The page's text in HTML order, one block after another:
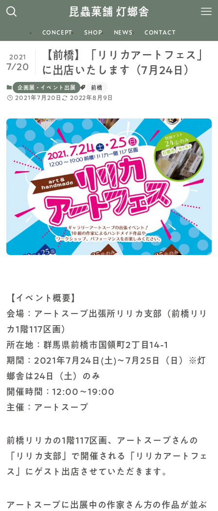
昆蟲菓舗 灯螂舎
CONCEPT SHOP NEWS CONTACT
【前橋】「リリカアートフェス」
に出店いたします（7月24日）
2021
7/20
企画展・イベント出展 前橋
2021年7月20日 2022年8月9日
【イベント概要】
会場：アートスープ出張所リリカ支部（前橋リリ
カ1階117区画）
所在地：群馬県前橋市国領町2丁目14-1
期間：2021年7月24日(土)～7月25日（日）※灯
螂舎は24日（土）のみ
開催時間：12:00〜19:00
主催：アートスープ
前橋リリカの1階117区画、アートスープさんの
「リリカ支部」で開催される「リリカアートフェ
ス」にゲスト出店させていただきます。
アートスープに出展中の作家さん方の作品が並ぶ